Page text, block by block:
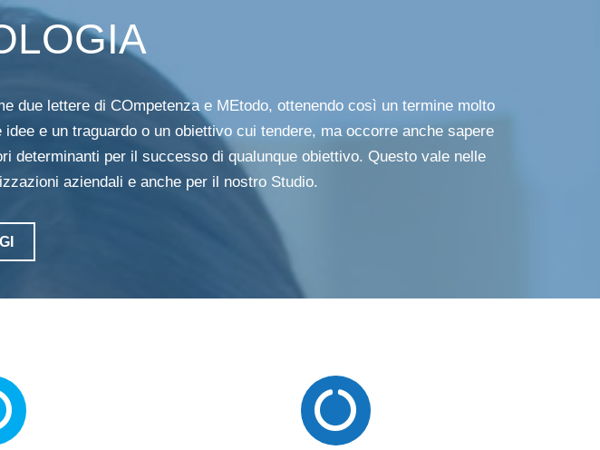
due lettere di COmpetenza e MEtodo, ottenendo così un termine molto
e un traguardo o un obiettivo cui tendere, ma occorre anche sapere
determinanti per il successo di qualunque obiettivo. Questo vale nelle
aziendali e anche per il nostro Studio.